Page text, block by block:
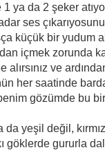
1 ya da 2 şeker
ses
küçük bir yudum
içmek zorunda
alırsınız ve
her saatinde
gözümde bu
yeşil değil,
göklerde gururla